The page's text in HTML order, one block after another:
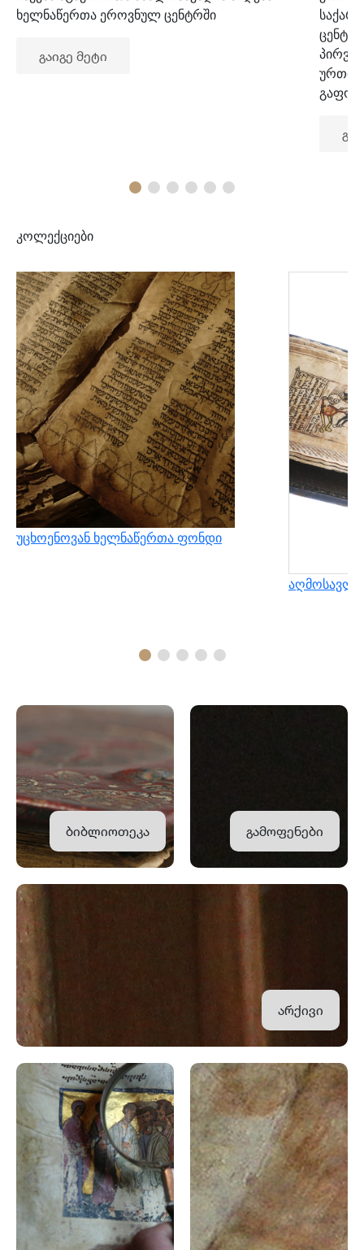
ხელნაწერთა ეროვნულ ცენტრში
გაიგე მეტი
კოლექციები
უცხოენოვან ხელნაწერთა ფონდი
ბიბლიოთეკა გამოფენები
არქივი